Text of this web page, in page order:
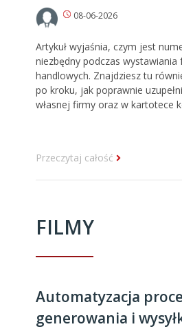
08-06-2026
Artykuł wyjaśnia, czym jest
niezbędny podczas wystawiania
handlowych. Znajdziesz tu
po kroku, jak poprawnie
własnej firmy oraz w kartotece
Przeczytaj całość
FILMY
Automatyzacja
generowania i